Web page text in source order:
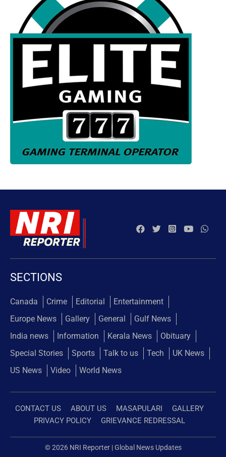
SECTIONS
Canada Crime Editorial
Entertainment
Europe News
Gallery General
Gulf News
India news
Information Kerala News
Obituary
Special Stories
Sports Talk to us Tech
UK News
US News
Video World News
CONTACT US ABOUT US MASAPULARI
GALLERY
PRIVACY POLICY
GRIEVANCE REDRESSAL
© 2026 NRI Reporter | Global News Updates